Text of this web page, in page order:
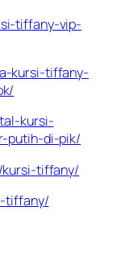
tiffany-vip-
kursi-tiffany-
kursi-
putih-di-pik/
kursi-tiffany/
tiffany/